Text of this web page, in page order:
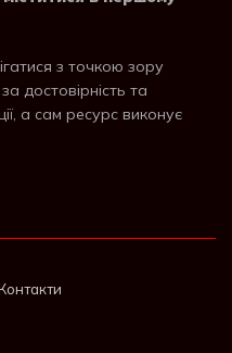
з точкою зору
достовірність та
а сам ресурс виконує